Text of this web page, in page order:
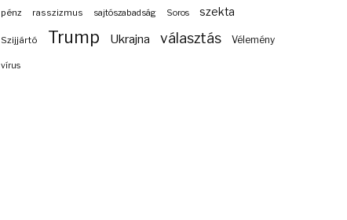
pénz rasszizmus sajtószabadság Soros szekta
Szijjártó Trump Ukrajna választás Vélemény
vírus